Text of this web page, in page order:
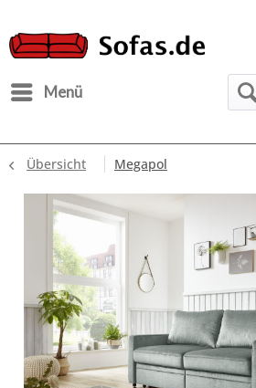
Menü
Übersicht Megapol